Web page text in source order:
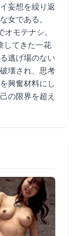
妄想を繰り返
女である。
モテナシ。
してきた一花
逃げ場のない
壊され、思考
興奮材料にし
の限界を超え